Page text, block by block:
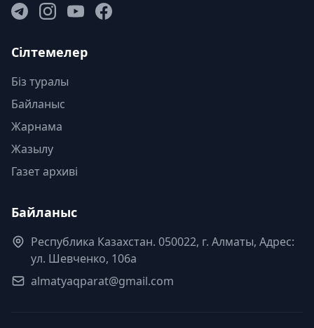
Сілтемелер
Біз туралы
Байланыс
Жарнама
Жазылу
Газет архиві
Байланыс
Республика Казахстан. 050022, г. Алматы, Адрес:
ул. Шевченко, 106а
almatyaqparat@gmail.com